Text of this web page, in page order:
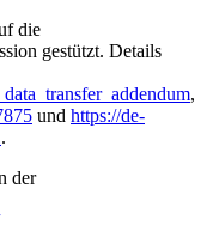
die
gestützt. Details
,
und https://de-
.
der